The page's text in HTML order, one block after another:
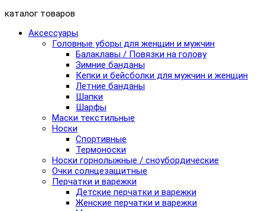
каталог товаров
Аксессуары
Головные уборы для женщин и мужчин
Балаклавы / Повязки на голову
Зимние банданы
Кепки и бейсболки для мужчин и женщин
Летние банданы
Шапки
Шарфы
Маски текстильные
Носки
Спортивные
Термоноски
Носки горнолыжные / сноубордические
Очки солнцезащитные
Перчатки и варежки
Детские перчатки и варежки
Женские перчатки и варежки